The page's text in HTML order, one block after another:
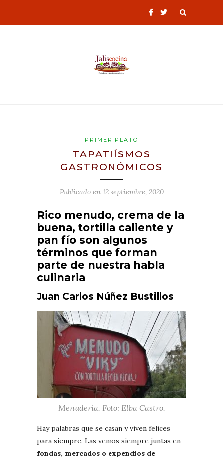
PRIMER PLATO
TAPATIÍSMOS
GASTRONÓMICOS
Publicado en 12 septiembre, 2020
Rico menudo, crema de la
buena, tortilla caliente y
pan fío son algunos
términos que forman
parte de nuestra habla
culinaria
Juan Carlos Núñez Bustillos
Menudería. Foto: Elba Castro.
Hay palabras que se casan y viven felices
para siempre. Las vemos siempre juntas en
fondas, mercados o expendios de